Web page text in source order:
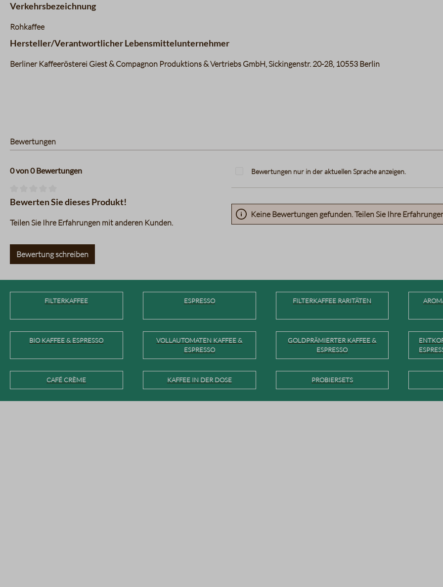
Verkehrsbezeichnung
Rohkaffee
Hersteller/Verantwortlicher Lebensmittelunternehmer
Berliner Kaffeerösterei Giest & Compagnon Produktions & Vertriebs GmbH, Sickingenstr. 20-28, 10553 Berlin
Bewertungen
0 von 0 Bewertungen
Durchschnittliche Bewertung von 0 von 5 Sternen
Bewerten Sie dieses Produkt!
Teilen Sie Ihre Erfahrungen mit anderen Kunden.
Bewertung schreiben
Bewertungen nur in der aktuellen Sprache anzeigen.
Keine Bewertungen gefunden. Teilen Sie Ihre
FILTERKAFFEE ESPRESSO FILTERKAFFEE RARITÄTEN
BIO KAFFEE & ESPRESSO
VOLLAUTOMATEN KAFFEE &
ESPRESSO
GOLDPRÄMIERTER KAFFEE &
ESPRESSO
CAFÉ CRÈME KAFFEE IN DER DOSE PROBIERSETS